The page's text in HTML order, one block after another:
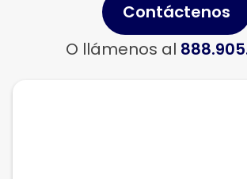
Contáctenos
O llámenos al